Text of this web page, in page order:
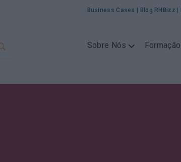
Business Cases Blog RHBizz
Sobre Nós Formação